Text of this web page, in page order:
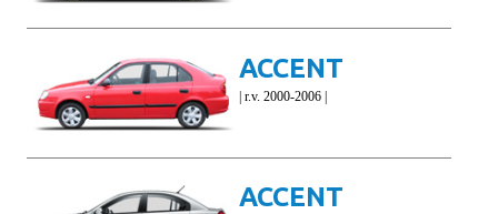
ACCENT
| r.v. 2000-2006 |
ACCENT